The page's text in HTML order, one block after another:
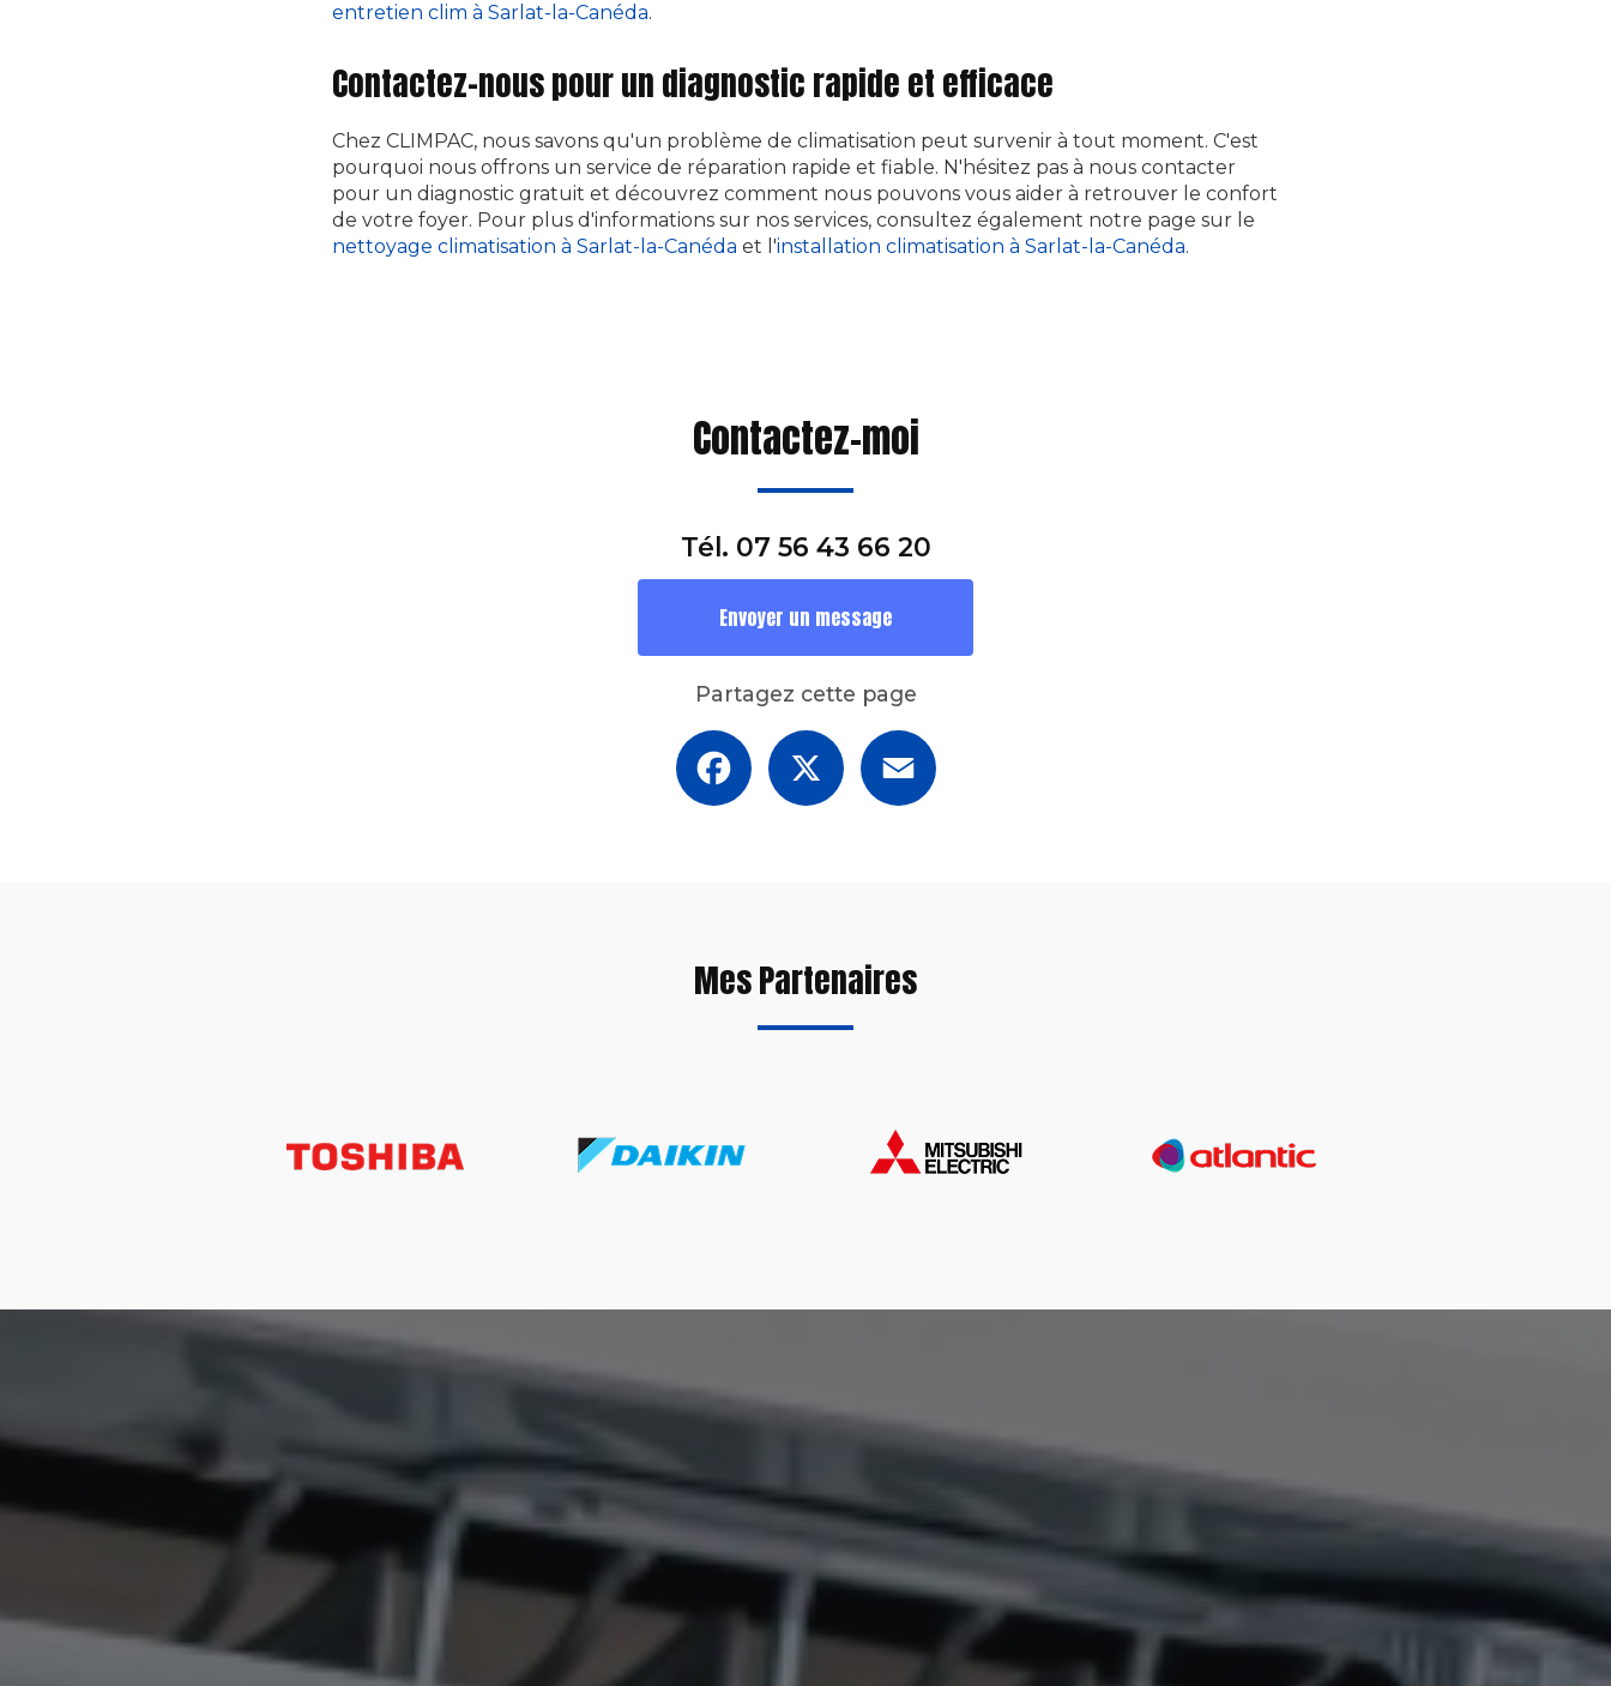
entretien clim à Sarlat-la-Canéda.
Contactez-nous pour un diagnostic rapide et efficace
Chez CLIMPAC, nous savons qu'un problème de climatisation peut survenir à tout moment. C'est
pourquoi nous offrons un service de réparation rapide et fiable. N'hésitez pas à nous contacter
pour un diagnostic gratuit et découvrez comment nous pouvons vous aider à retrouver le confort
de votre foyer. Pour plus d'informations sur nos services, consultez également notre page sur le
nettoyage climatisation à Sarlat-la-Canéda et l'installation climatisation à Sarlat-la-Canéda.
Contactez-moi
Tél. 07 56 43 66 20
Envoyer un message
Partagez cette page
Facebook
Mes Partenaires